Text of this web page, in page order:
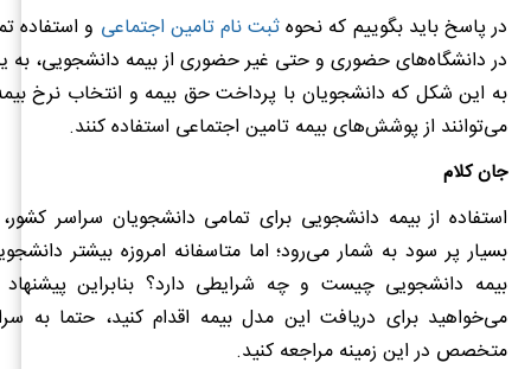
در پاسخ باید بگوییم که نحوهثبت نام تامین اجتماعی و استفاده
در دانشگاه‌های حضوری و حتی غیر حضوری از بیمه دانشجویی،
به این شکل که دانشجویان با پرداخت حق بیمه و انتخاب نرخ
می‌توانند از پوشش‌های بیمه تامین اجتماعی استفاده کنند.
جان کلام
استفاده از بیمه دانشجویی برای تمامی دانشجویان سراسر کشور،
بسیار پر سود به شمار می‌رود؛ اما متاسفانه امروزه بیشتر
بیمه دانشجویی چیست و چه شرایطی دارد؟ بنابراین
می‌خواهید برای دریافت این مدل بیمه اقدام کنید، حتما به
متخصص در این زمینه مراجعه کنید.